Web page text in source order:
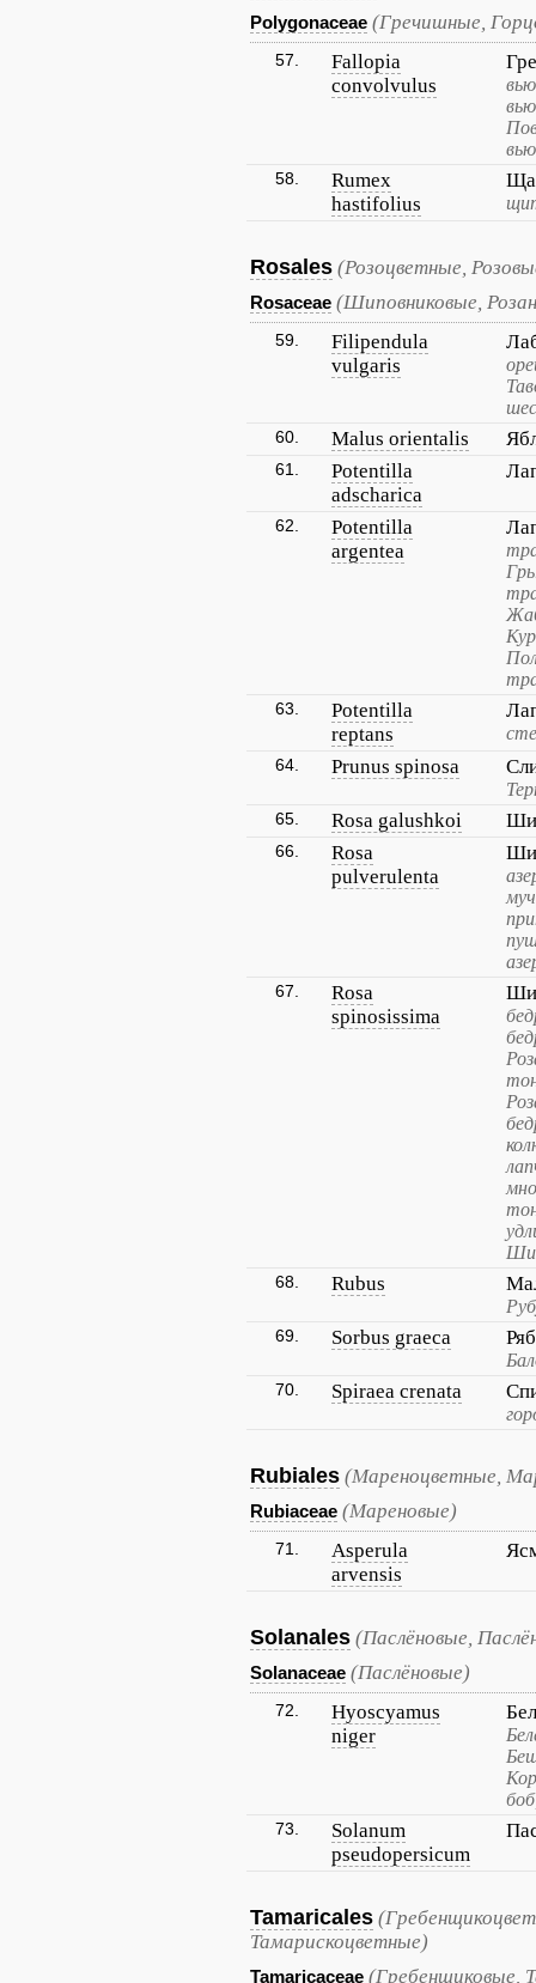
Polygonaceae (Гречишные,
57.
Fallopia
convolvulus
58.
Rumex
hastifolius
Rosales (Розоцветные,
Rosaceae (Шиповниковые,
59.
Filipendula
vulgaris
60. Malus orientalis
61.
Potentilla
adscharica
62.
Potentilla
argentea
63.
Potentilla
reptans
64. Prunus spinosa
65. Rosa galushkoi
66.
Rosa
pulverulenta
67.
Rosa
spinosissima
68. Rubus
69. Sorbus graeca
70. Spiraea crenata
Rubiales (Мареноцветные,
Rubiaceae (Мареновые)
71.
Asperula
arvensis
Solanales (Паслёновые,
Solanaceae (Паслёновые)
72.
Hyoscyamus
niger
73.
Solanum
pseudopersicum
Tamaricales
Тамарискоцветные)
Tamaricaceae (Гребенщиковые,